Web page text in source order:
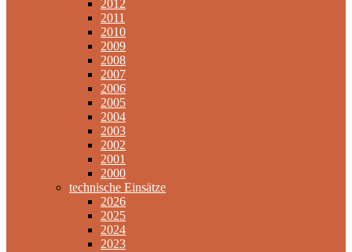
2012
2011
2010
2009
2008
2007
2006
2005
2004
2003
2002
2001
2000
technische Einsätze
2026
2025
2024
2023